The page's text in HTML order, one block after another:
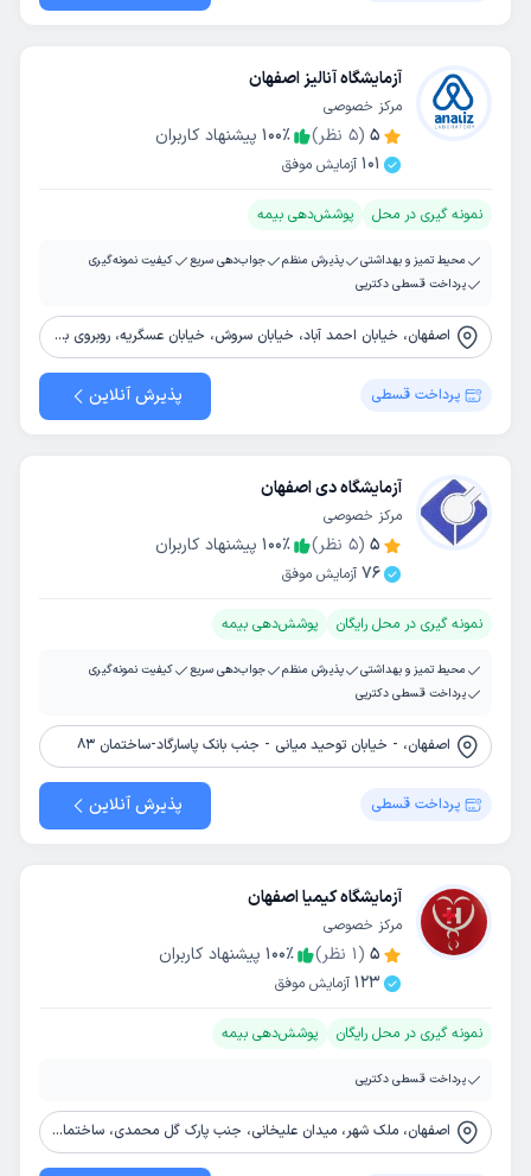
آزمایشگاه آنالیز اصفهان
مرکز خصوصی
5
(
5 نظر) 100٪
پیشنهاد کاربران
101 آزمایش موفق
نمونه گیری در محل پوشش‌دهی بیمه
محیط تمیز و بهداشتی پذیرش منظم جواب‌دهی سریع
کیفیت نمونه‌گیری
پرداخت قسطی دکترپی
اصفهان، خیابان احمد آباد، خیابان سروش، خیابان عسگریه، روبروی بیمارستان عسگریه
پرداخت قسطی پذیرش آنلاین
آزمایشگاه دی اصفهان
مرکز خصوصی
5
(
5 نظر) 100٪
پیشنهاد کاربران
76 آزمایش موفق
نمونه گیری در محل رایگان پوشش‌دهی بیمه
محیط تمیز و بهداشتی پذیرش منظم جواب‌دهی سریع
کیفیت نمونه‌گیری
پرداخت قسطی دکترپی
اصفهان، - خیابان توحید میانی - جنب بانک پاسارگاد-ساختمان 83
پرداخت قسطی پذیرش آنلاین
آزمایشگاه کیمیا اصفهان
مرکز خصوصی
5
(
1 نظر) 100٪
پیشنهاد کاربران
123 آزمایش موفق
نمونه گیری در محل رایگان پوشش‌دهی بیمه
پرداخت قسطی دکترپی
اصفهان، ملک شهر، میدان علیخانی، جنب پارک گل محمدی، ساختمان موعود طبقه سوم